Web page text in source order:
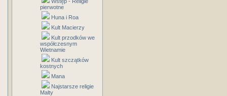
pierwotne
Huna i Roa
Kult Macierzy
Kult przodków we
współczesnym
Wietnamie
Kult szczątków
kostnych
Mana
Najstarsze religie
Malty